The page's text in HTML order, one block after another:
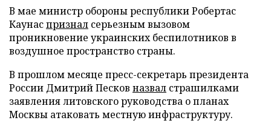
В мае министр обороны республики Робертас
Каунаспризнал серьезным вызовом
проникновение украинских беспилотников в
воздушное пространство страны.
В прошлом месяце пресс-секретарь президента
России Дмитрий Песков назвал страшилками
заявления литовского руководства о планах
Москвы атаковать местную инфраструктуру.